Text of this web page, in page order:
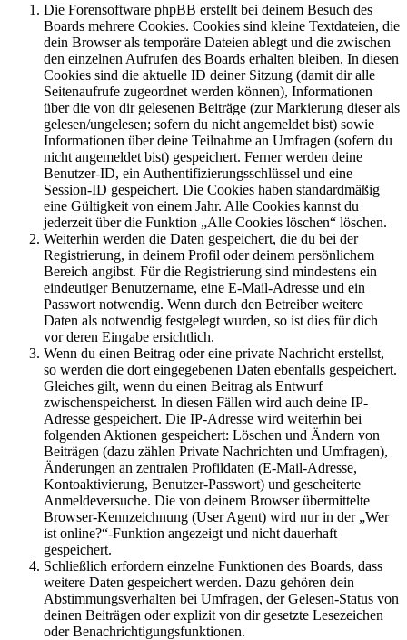
Die Forensoftware phpBB erstellt bei deinem Besuch des
Boards mehrere Cookies. Cookies sind kleine Textdateien, die
dein Browser als temporäre Dateien ablegt und die zwischen
den einzelnen Aufrufen des Boards erhalten bleiben. In diesen
Cookies sind die aktuelle ID deiner Sitzung (damit dir alle
Seitenaufrufe zugeordnet werden können), Informationen
über die von dir gelesenen Beiträge (zur Markierung dieser als
gelesen/ungelesen; sofern du nicht angemeldet bist) sowie
Informationen über deine Teilnahme an Umfragen (sofern du
nicht angemeldet bist) gespeichert. Ferner werden deine
Benutzer-ID, ein Authentifizierungsschlüssel und eine
Session-ID gespeichert. Die Cookies haben standardmäßig
eine Gültigkeit von einem Jahr. Alle Cookies kannst du
jederzeit über die Funktion „Alle Cookies löschen“ löschen.
Weiterhin werden die Daten gespeichert, die du bei der
Registrierung, in deinem Profil oder deinem persönlichem
Bereich angibst. Für die Registrierung sind mindestens ein
eindeutiger Benutzername, eine E-Mail-Adresse und ein
Passwort notwendig. Wenn durch den Betreiber weitere
Daten als notwendig festgelegt wurden, so ist dies für dich
vor deren Eingabe ersichtlich.
Wenn du einen Beitrag oder eine private Nachricht erstellst,
so werden die dort eingegebenen Daten ebenfalls gespeichert.
Gleiches gilt, wenn du einen Beitrag als Entwurf
zwischenspeicherst. In diesen Fällen wird auch deine IP-
Adresse gespeichert. Die IP-Adresse wird weiterhin bei
folgenden Aktionen gespeichert: Löschen und Ändern von
Beiträgen (dazu zählen Private Nachrichten und Umfragen),
Änderungen an zentralen Profildaten (E-Mail-Adresse,
Kontoaktivierung, Benutzer-Passwort) und gescheiterte
Anmeldeversuche. Die von deinem Browser übermittelte
Browser-Kennzeichnung (User Agent) wird nur in der „Wer
ist online?“-Funktion angezeigt und nicht dauerhaft
gespeichert.
Schließlich erfordern einzelne Funktionen des Boards, dass
weitere Daten gespeichert werden. Dazu gehören dein
Abstimmungsverhalten bei Umfragen, der Gelesen-Status von
deinen Beiträgen oder explizit von dir gesetzte Lesezeichen
oder Benachrichtigungsfunktionen.